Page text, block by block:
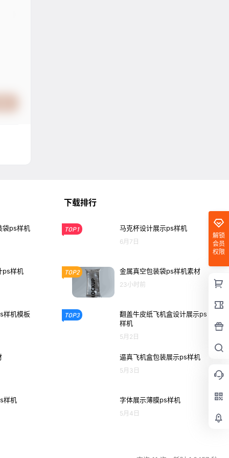
解锁
会员
权限
袋ps样机
ps样机
样机模板
样机
下载排行
TOP1 马克杯设计展示ps样机
6月7日
TOP2 金属真空包装袋ps样机素材
23小时前
TOP3
翻盖牛皮纸飞机盒设计展示ps
样机
5月2日
逼真飞机盒包装展示ps样机
5月3日
字体展示薄膜ps样机
5月4日